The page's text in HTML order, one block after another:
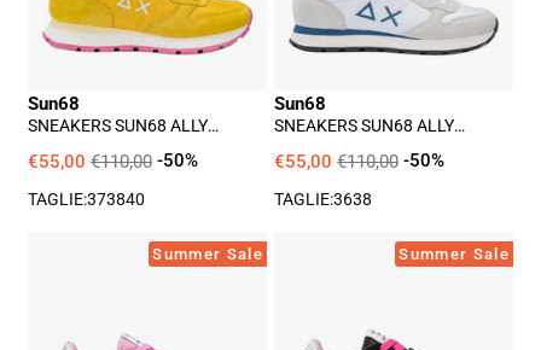
Giallo
Sun68
SNEAKERS SUN68 ALLY
€55,00 €110,00 -50%
TAGLIE:373840
Bianco
Sun68
SNEAKERS SUN68 ALLY
€55,00 €110,00 -50%
TAGLIE:3638
Sneakers
Summer Sale
Sneakers
Donna
Summer Sale